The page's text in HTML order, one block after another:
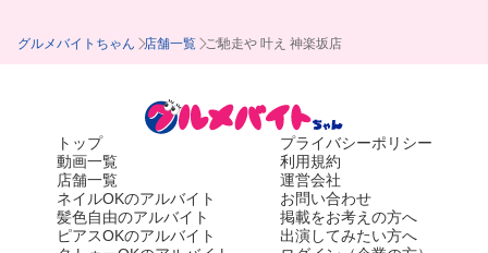
グルメバイトちゃん 店舗一覧 ご馳走や 叶え 神楽坂店
トップ
動画一覧
店舗一覧
ネイルOKのアルバイト
髪色自由のアルバイト
ピアスOKのアルバイト
プライバシーポリシー
利用規約
運営会社
お問い合わせ
掲載をお考えの方へ
出演してみたい方へ